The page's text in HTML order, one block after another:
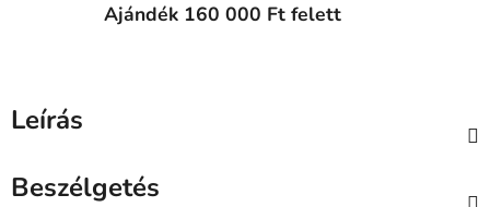
Ajándék 160 000 Ft felett
Leírás
Beszélgetés